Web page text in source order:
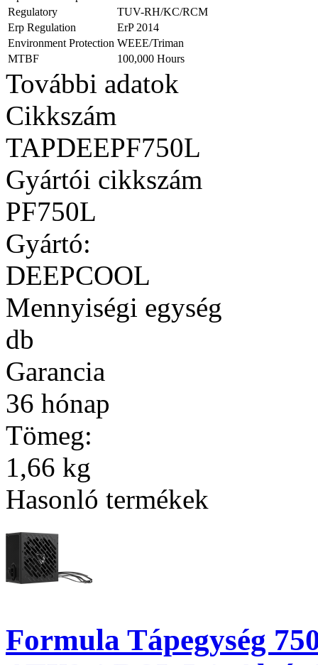
Regulatory
TUV-RH/KC/RCM
Erp Regulation
ErP 2014
Environment Protection WEEE/Triman
MTBF
100,000 Hours
További adatok
Cikkszám
TAPDEEPF750L
Gyártói cikkszám
PF750L
Gyártó:
DEEPCOOL
Mennyiségi egység
db
Garancia
36 hónap
Tömeg:
1,66 kg
Hasonló termékek
Formula Tápegység